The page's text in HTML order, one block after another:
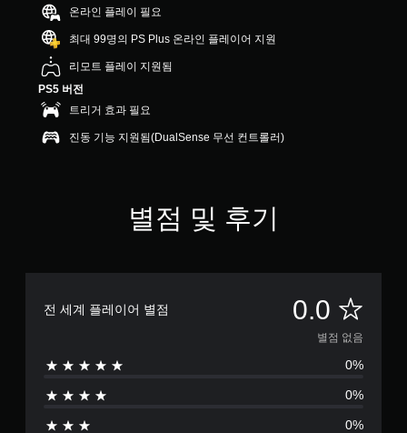
온라인 플레이 필요
최대 99명의 PS Plus 온라인 플레이어 지원
리모트 플레이 지원됨
PS5 버전
트리거 효과 필요
진동 기능 지원됨(DualSense 무선 컨트롤러)
별점 및 후기
전 세계 플레이어 별점 0.0 별
점
없
음
별점 없음
0%
0%
0%